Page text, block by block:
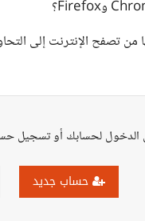
تصفح الإنترنت إلى
لحسابك أو تسجيل
حساب جديد